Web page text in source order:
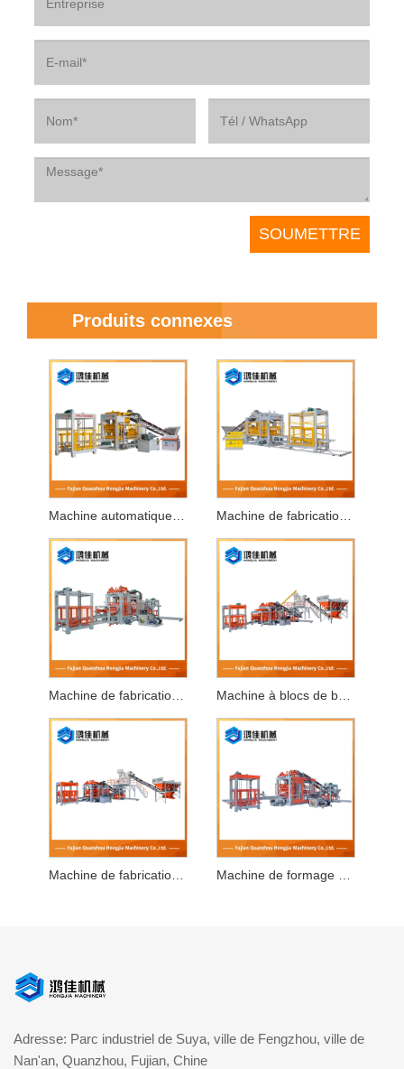
Produits connexes
Machine automatique de fabrication de blocs de béton Machine de fabrication de blocs entièrement automatique
Machine de fabrication de briques entièrement automatique Machine à blocs de béton entièrement automatique
Machine de fabrication de blocs à verrouillage automatique Machine de formage de blocs de béton entièrement automatique
Adresse: Parc industriel de Suya, ville de Fengzhou, ville de
Nan'an, Quanzhou, Fujian, Chine